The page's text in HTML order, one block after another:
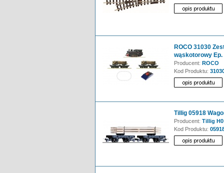
ROCO 31030
wąskotorowy Ep.
Producent: ROCO
Kod Produktu:
Tillig 05918
Producent: Tillig H0
Kod Produktu: